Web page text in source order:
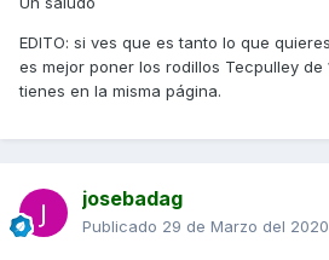
EDITO: si ves que es tanto lo que
es mejor poner los rodillos Tecpulley de
tienes en la misma página.
josebadag
Publicado 29 de Marzo del 2020